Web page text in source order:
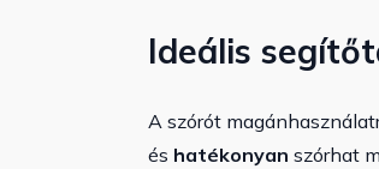
Ideális
A szórót
és hatékonyan szórhat